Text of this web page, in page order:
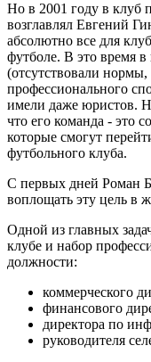
Но в 2001 году в клуб
возглавлял Евгений
абсолютно все для
футболе. В это время в
(отсутствовали нормы,
профессионального
имели даже юристов.
что его команда - это
которые смогут
футбольного клуба.
С первых дней Роман
воплощать эту цель в
Одной из главных
клубе и набор
должности:
коммерческого
финансового
директора по
руководителя